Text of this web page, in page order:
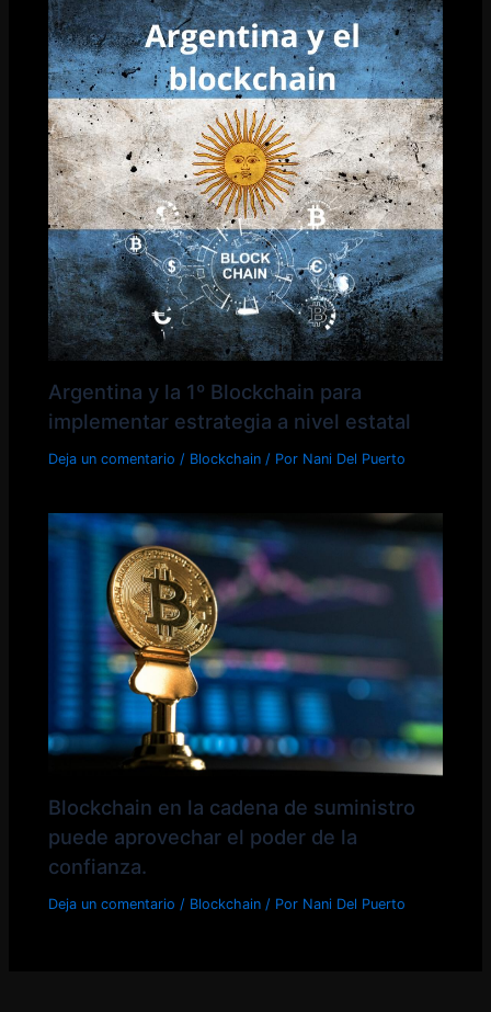
Argentina y la 1º Blockchain para
implementar estrategia a nivel estatal
Deja un comentario / Blockchain / Por Nani Del Puerto
Blockchain en la cadena de suministro
puede aprovechar el poder de la
confianza.
Deja un comentario / Blockchain / Por Nani Del Puerto